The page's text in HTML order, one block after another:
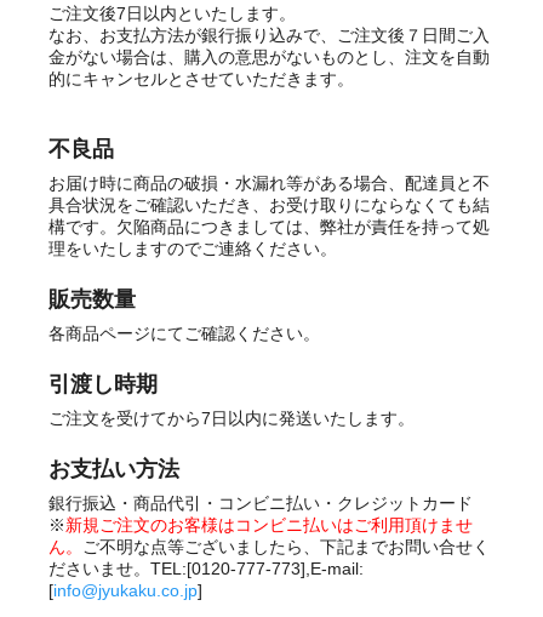
ご注文後7日以内といたします。
なお、お支払方法が銀行振り込みで、ご注文後７日間ご入
金がない場合は、購入の意思がないものとし、注文を自動
的にキャンセルとさせていただきます。
不良品
お届け時に商品の破損・水漏れ等がある場合、配達員と不
具合状況をご確認いただき、お受け取りにならなくても結
構です。欠陥商品につきましては、弊社が責任を持って処
理をいたしますのでご連絡ください。
販売数量
各商品ページにてご確認ください。
引渡し時期
ご注文を受けてから7日以内に発送いたします。
お支払い方法
銀行振込・商品代引・コンビニ払い・クレジットカード
※新規ご注文のお客様はコンビニ払いはご利用頂けませ
ん。
ご不明な点等ございましたら、下記までお問い合せく
ださいませ。TEL:[0120-777-773],E-mail:
[info@jyukaku.co.jp]